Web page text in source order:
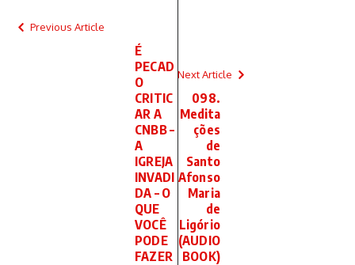
Previous Article
É
PECAD
O
CRITIC
AR A
CNBB –
A
IGREJA
INVADI
DA – O
QUE
VOCÊ
PODE
FAZER
Next Article
098.
Medita
ções
de
Santo
Afonso
Maria
de
Ligório
(AUDIO
BOOK)